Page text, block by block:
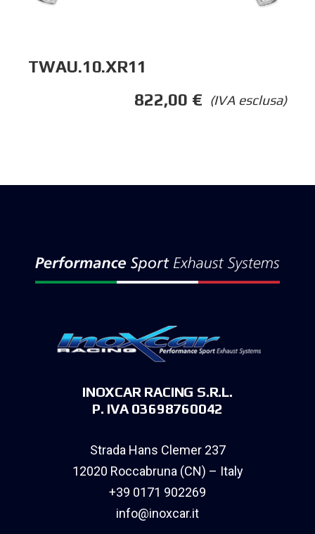
TWAU.10.XR11
(IVA esclusa)
822,00 €
INOXCAR RACING S.R.L.
P. IVA 03698760042
Strada Hans Clemer 237
12020 Roccabruna (CN) – Italy
+39 0171 902269
info@inoxcar.it